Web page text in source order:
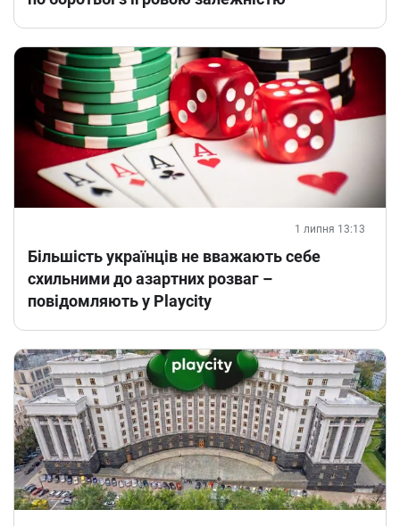
1 липня 13:13
Більшість українців не вважають себе
схильними до азартних розваг –
повідомляють у Playcity